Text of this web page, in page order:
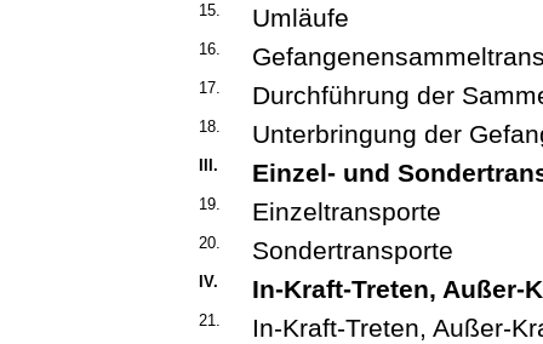
15. Umläufe
16.
17. Durchführung der
18. Unterbringung der
III. Einzel- und
19. Einzeltransporte
20. Sondertransporte
IV. In-Kraft-Treten, Außer-
21. In-Kraft-Treten, Außer-